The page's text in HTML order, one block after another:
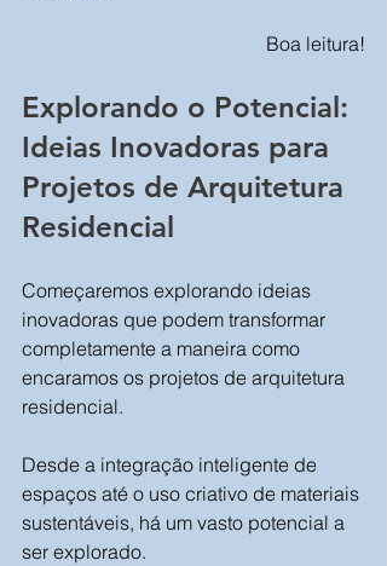
Boa leitura!
Explorando o Potencial:
Ideias Inovadoras para
Projetos de Arquitetura
Residencial
Começaremos explorando ideias
inovadoras que podem transformar
completamente a maneira como
encaramos os projetos de arquitetura
residencial.
Desde a integração inteligente de
espaços até o uso criativo de materiais
sustentáveis, há um vasto potencial a
ser explorado.